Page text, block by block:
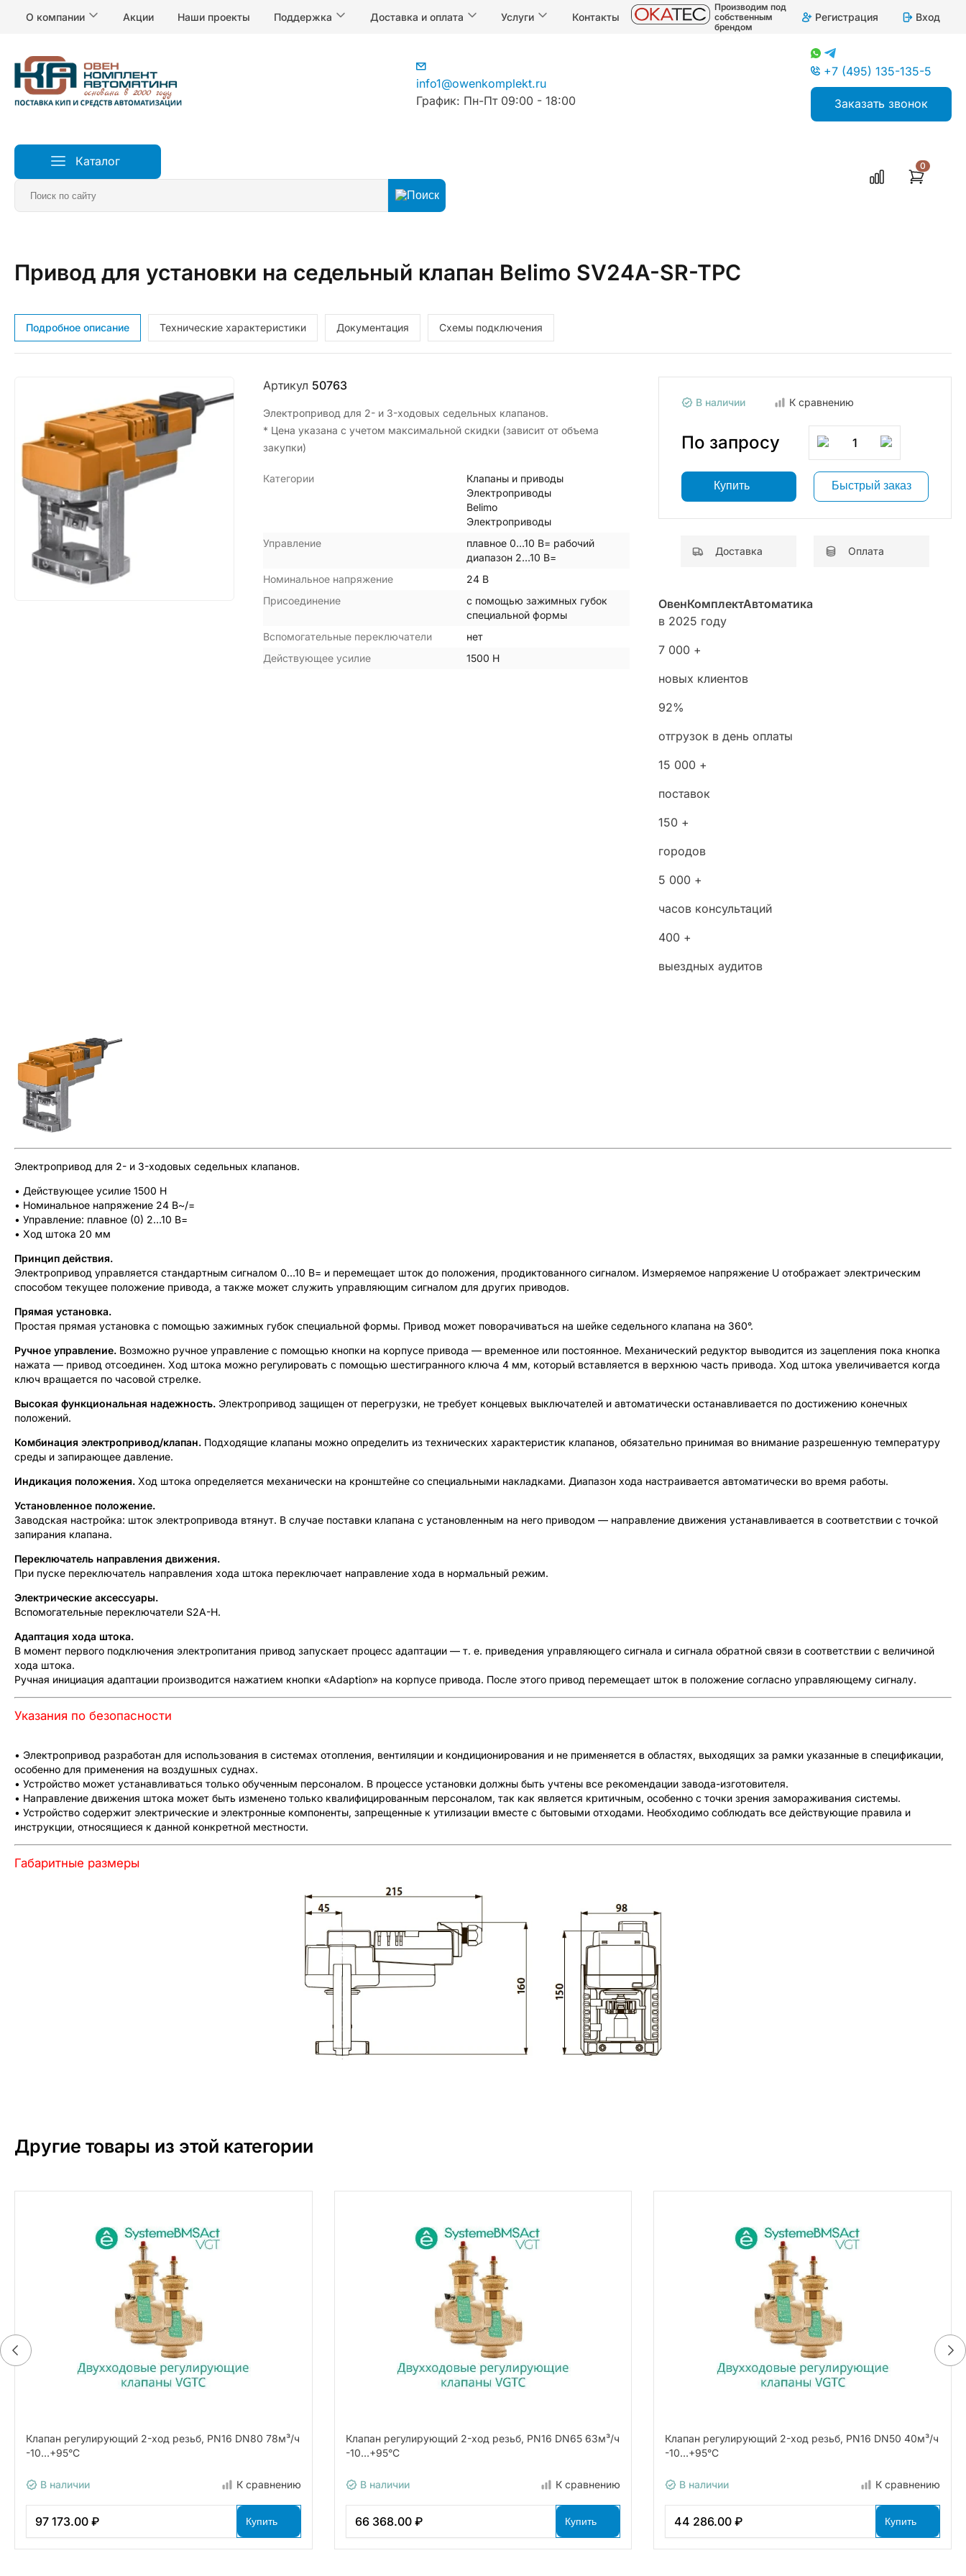
О компании Акции Наши проекты Поддержка Доставка и оплата Услуги Контакты
Производим под
собственным
брендом
Регистрация Вход
info1@owenkomplekt.ru
График: Пн-Пт 09:00 - 18:00
+7 (495) 135-135-5
Заказать звонок
Каталог 0
Главная Клапаны и приводы
Привод для установки на седельный клапан Belimo SV24A-SR-TPC
Подробное описание Технические характеристики Документация Схемы подключения
Артикул 50763
Электропривод для 2- и 3-ходовых седельных клапанов.
* Цена указана с учетом максимальной скидки (зависит от объема
закупки)
Категории
Клапаны и приводы
Электроприводы
Belimo
Электроприводы
Управление
плавное 0…10 В= рабочий
диапазон 2…10 В=
Номинальное напряжение
24 В
Присоединение
с помощью зажимных губок
специальной формы
Вспомогательные переключатели
нет
Действующее усилие
1500 Н
В наличии К сравнению
По запросу 1
Купить Быстрый заказ
Доставка Оплата
ОвенКомплектАвтоматика
в 2025 году
7 000 +
новых клиентов
92%
отгрузок в день оплаты
15 000 +
поставок
150 +
городов
5 000 +
часов консультаций
400 +
выездных аудитов
Электропривод для 2- и 3-ходовых седельных клапанов.
• Действующее усилие 1500 Н
• Номинальное напряжение 24 В~/=
• Управление: плавное (0) 2…10 В=
• Ход штока 20 мм
Принцип действия.
Электропривод управляется стандартным сигналом 0…10 В= и перемещает шток до положения, продиктованного сигналом. Измеряемое напряжение U отображает электрическим
способом текущее положение привода, а также может служить управляющим сигналом для других приводов.
Прямая установка.
Простая прямая установка с помощью зажимных губок специальной формы. Привод может поворачиваться на шейке седельного клапана на 360°.
Ручное управление. Возможно ручное управление с помощью кнопки на корпусе привода — временное или постоянное. Механический редуктор выводится из зацепления пока кнопка
нажата — привод отсоединен. Ход штока можно регулировать с помощью шестигранного ключа 4 мм, который вставляется в верхнюю часть привода. Ход штока увеличивается когда
ключ вращается по часовой стрелке.
Высокая функциональная надежность. Электропривод защищен от перегрузки, не требует концевых выключателей и автоматически останавливается по достижению конечных
положений.
Комбинация электропривод/клапан. Подходящие клапаны можно определить из технических характеристик клапанов, обязательно принимая во внимание разрешенную температуру
среды и запирающее давление.
Индикация положения. Ход штока определяется механически на кронштейне со специальными накладками. Диапазон хода настраивается автоматически во время работы.
Установленное положение.
Заводская настройка: шток электропривода втянут. В случае поставки клапана с установленным на него приводом — направление движения устанавливается в соответствии с точкой
запирания клапана.
Переключатель направления движения.
При пуске переключатель направления хода штока переключает направление хода в нормальный режим.
Электрические аксессуары.
Вспомогательные переключатели S2A-H.
Адаптация хода штока.
В момент первого подключения электропитания привод запускает процесс адаптации — т. е. приведения управляющего сигнала и сигнала обратной связи в соответствии с величиной
хода штока.
Ручная инициация адаптации производится нажатием кнопки «Adaption» на корпусе привода. После этого привод перемещает шток в положение согласно управляющему сигналу.
Указания по безопасности
• Электропривод разработан для использования в системах отопления, вентиляции и кондиционирования и не применяется в областях, выходящих за рамки указанные в спецификации,
особенно для применения на воздушных суднах.
• Устройство может устанавливаться только обученным персоналом. В процессе установки должны быть учтены все рекомендации завода-изготовителя.
• Направление движения штока может быть изменено только квалифицированным персоналом, так как является критичным, особенно с точки зрения замораживания системы.
• Устройство содержит электрические и электронные компоненты, запрещенные к утилизации вместе с бытовыми отходами. Необходимо соблюдать все действующие правила и
инструкции, относящиеся к данной конкретной местности.
Габаритные размеры
Другие товары из этой категории
Клапан регулирующий 2-ход резьб, PN16 DN80 78м³/ч
-10…+95°С
В наличии К сравнению
97 173.00 ₽ Купить
Клапан регулирующий 2-ход резьб, PN16 DN65 63м³/ч
-10…+95°С
В наличии К сравнению
66 368.00 ₽ Купить
Клапан регулирующий 2-ход резьб, PN16 DN50 40м³/ч
-10…+95°С
В наличии К сравнению
44 286.00 ₽ Купить